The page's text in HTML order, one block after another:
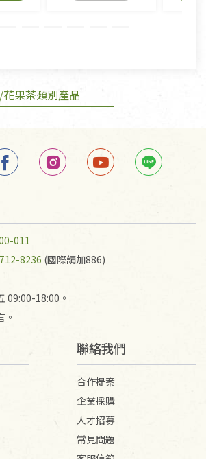
易解除權合理例外情事適用準
需知：
式或未使用原箱退回，導致書籍有
污損或凹角，將不接受退貨，也不
稿，為敬重法寶故，里仁網購無法
若需將手抄稿寄還給消費者，因而
箱將由消費者負擔。
果茶類別產品
011
8236 (國際請加886)
09:00-18:00。
。
聯絡我們
合作提案
企業採購
人才招募
常見問題